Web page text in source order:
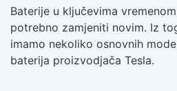
Baterije u ključevima
potrebno zamjeniti novim. Iz
imamo nekoliko osnovnih
baterija proizvodjača Tesla.